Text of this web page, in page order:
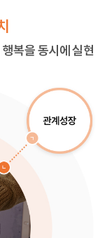
복을 동시에 실현